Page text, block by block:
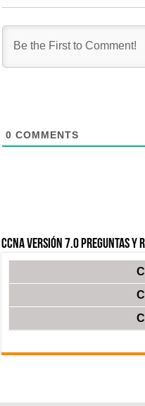
0 COMMENTS
CCNA Versión 7.0 Preguntas y